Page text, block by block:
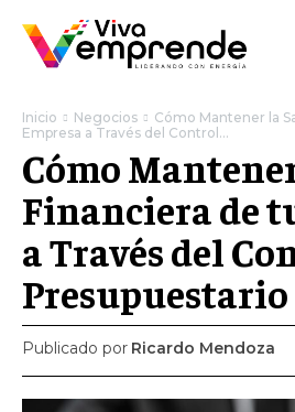
Inicio Negocios
Cómo Mantener la
Empresa a Través del Control...
Cómo
Financiera de
a Través del
Presupuestario
Publicado por Ricardo Mendoza